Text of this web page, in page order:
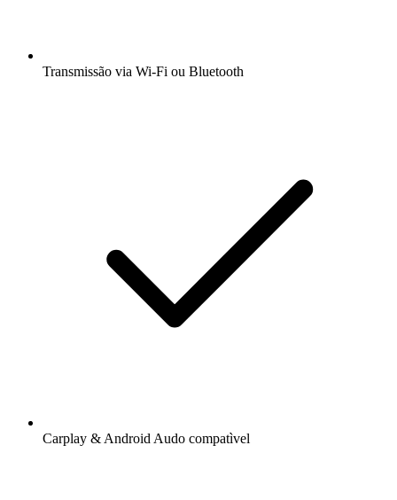
Transmissão via Wi-Fi ou Bluetooth
Carplay & Android Audo compatìvel